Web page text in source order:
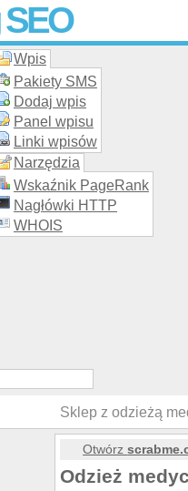
WWW –
za darmo!
Wpis
Pakiety SMS
Dodaj wpis
Panel wpisu
Linki wpisów
Narzędzia
Wskaźnik PageRank
Nagłówki HTTP
WHOIS
Sklep z odzieżą
Otwórz
Odzież